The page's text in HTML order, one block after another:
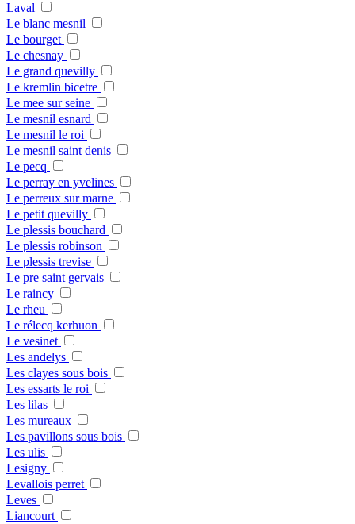
Laval
Le blanc mesnil
Le bourget
Le chesnay
Le grand quevilly
Le kremlin bicetre
Le mee sur seine
Le mesnil esnard
Le mesnil le roi
Le mesnil saint denis
Le pecq
Le perray en yvelines
Le perreux sur marne
Le petit quevilly
Le plessis bouchard
Le plessis robinson
Le plessis trevise
Le pre saint gervais
Le raincy
Le rheu
Le rélecq kerhuon
Le vesinet
Les andelys
Les clayes sous bois
Les essarts le roi
Les lilas
Les mureaux
Les pavillons sous bois
Les ulis
Lesigny
Levallois perret
Leves
Liancourt